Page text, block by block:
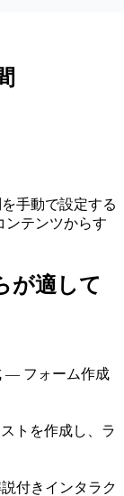
手動で設定する
ンテンツからす
が適して
— フォーム作成
トを作成し、ラ
付きインタラク